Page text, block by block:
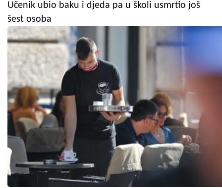
Učenik ubio baku i djeda pa u školi usmrtio još
šest osoba